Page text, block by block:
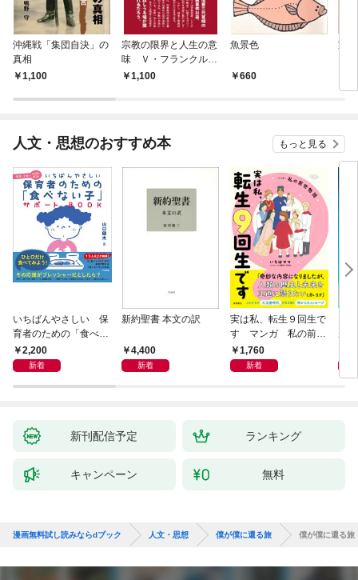
沖縄戦「集団自決」の
真相
1,100
宗教の限界と人生の意
味 Ｖ・フランクルの
視点1,100
魚景色
660
家
人文・思想のおすすめ本 もっと見る
いちばんやさしい 保
育者のための「食べな
い子」サポートＢＯＯ
Ｋ 偏食・少食のお悩
2,200
新着
新約聖書 本文の訳
4,400
新着
実は私、転生９回生で
す マンガ 私の前世
物語1,760
新着
が
新刊配信予定 ランキング
キャンペーン 無料
漫画無料試し読みならdブック 人文・思想 僕が僕に還る旅 僕が僕に還る旅